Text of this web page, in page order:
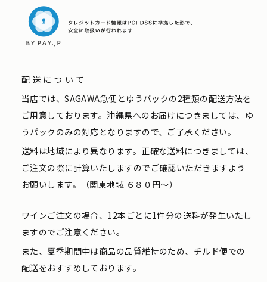
配送について
当店では、SAGAWA急便とゆうパックの2種類の配送方法を
ご用意しております。沖縄県へのお届けにつきましては、ゆ
うパックのみの対応となりますので、ご了承ください。
送料は地域により異なります。正確な送料につきましては、
ご注文の際に計算いたしますのでご確認いただきますよう
お願いします。（関東地域 ６８０円〜）
ワインご注文の場合、12本ごとに1件分の送料が発生いたし
ますのでご注意ください。
また、夏季期間中は商品の品質維持のため、チルド便での
配送をおすすめしております。